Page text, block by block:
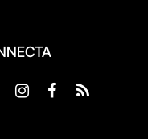
InstagramFacebook
RSS